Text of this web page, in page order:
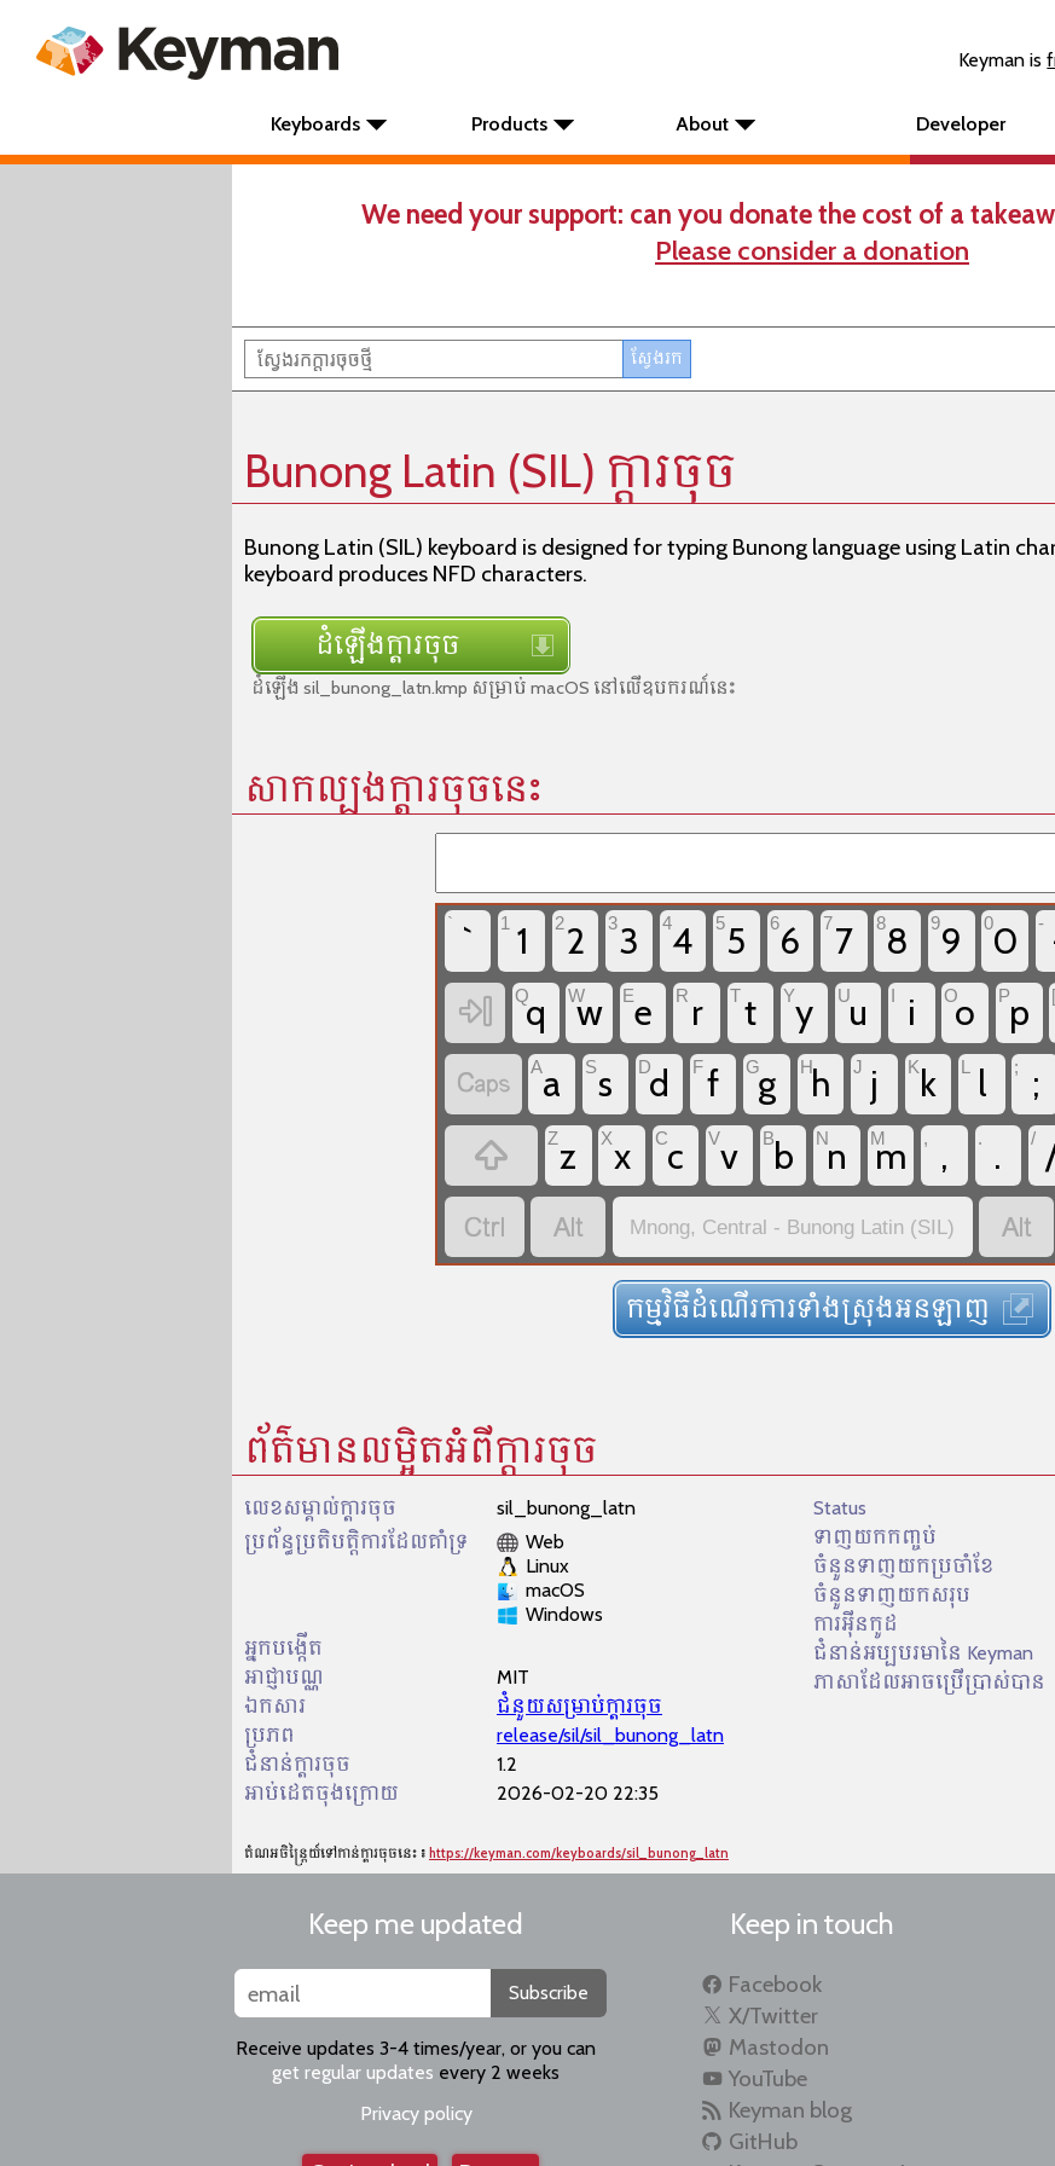
Keyman is
Keyboards Products About Developer
We need your support: can you donate the cost of a
Please consider a donation
Bunong Latin (SIL) ក្តារចុច
Bunong Latin (SIL) keyboard is designed for typing Bunong language using Latin
keyboard produces NFD characters.
ដំឡើងក្ដារចុច
ដំឡើង sil_bunong_latn.kmp សម្រាប់ macOS នៅលើឧបករណ៍នេះ
សាកល្បងក្ដារចុចនេះ
` ` 1 1 22 33 44 55 66 77 88 99 00 -

Qq Ww Ee R r Tt Yy Uu I i Oo Pp [
 Aa Ss Dd Ff Gg Hh J j Kk L l ; ;

Zz Xx Cc Vv Bb Nn M
m , , . . /

 Mnong, Central - Bunong Latin (SIL) 
កម្មវិធីដំណើរការទាំងស្រុងអនឡាញ
ព័ត៌មានលម្អិតអំពីក្តារចុច
លេខសម្គាល់​ក្ដារចុច
sil_bunong_latn
ប្រព័ន្ធប្រតិបត្តិការដែលគាំទ្រ
Web
Linux
macOS
Windows
អ្នកបង្កើត
អាជ្ញា​បណ្ណ​
MIT
ឯកសារ
ជំនួយ​សម្រាប់​ក្ដារចុច
ប្រភព
release/sil/sil_bunong_latn
ជំនាន់ក្ដារចុច
1.2
អាប់ដេតចុងក្រោយ
2026-02-20 22:35
Status
ទាញយកកញ្ចប់
ចំនួនទាញយកប្រចាំខែ
ចំនួនទាញយកសរុប
ការអ៊ីនកូដ
ជំនាន់អប្បបរមានៃ Keyman
ភាសាដែលអាចប្រើប្រាស់បាន
តំណអចិន្ត្រៃយ៍ទៅកាន់ក្ដារចុចនេះ៖ https://keyman.com/keyboards/sil_bunong_latn
Keep me updated
Subscribe
Receive updates 3-4 times/year, or you can
get regular updates every 2 weeks
Privacy policy
Keep in touch
Facebook
X/Twitter
Mastodon
YouTube
Keyman blog
GitHub